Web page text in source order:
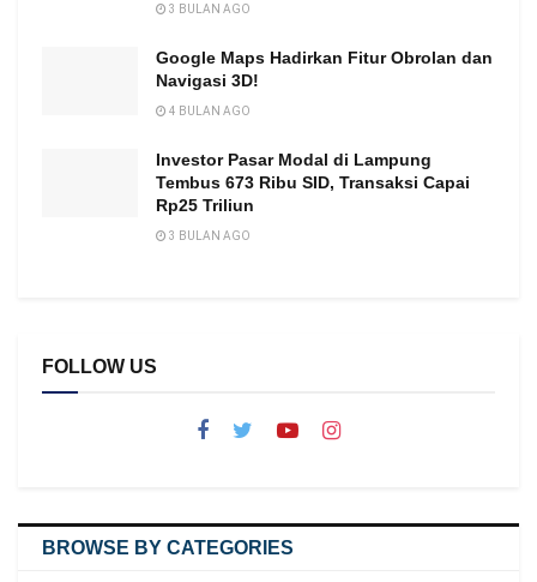
3 BULAN AGO
Google Maps Hadirkan Fitur Obrolan dan
Navigasi 3D!
4 BULAN AGO
Investor Pasar Modal di Lampung
Tembus 673 Ribu SID, Transaksi Capai
Rp25 Triliun
3 BULAN AGO
FOLLOW US
BROWSE BY CATEGORIES